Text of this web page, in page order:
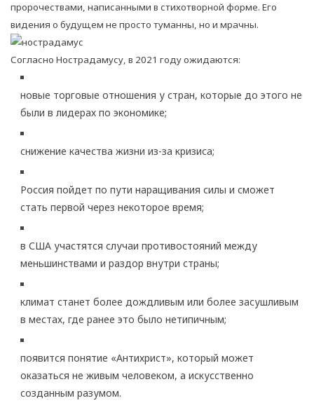
пророчествами, написанными в стихотворной форме. Его
видения о будущем не просто туманны, но и мрачны.
Согласно Нострадамусу, в 2021 году ожидаются:
новые торговые отношения у стран, которые до этого не
были в лидерах по экономике;
снижение качества жизни из-за кризиса;
Россия пойдет по пути наращивания силы и сможет
стать первой через некоторое время;
в США участятся случаи противостояний между
меньшинствами и раздор внутри страны;
климат станет более дождливым или более засушливым
в местах, где ранее это было нетипичным;
появится понятие «Антихрист», который может
оказаться не живым человеком, а искусственно
созданным разумом.